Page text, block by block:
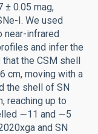
± 0.05 mag,
I. We used
near-infrared
and infer the
the CSM shell
cm, moving with a
the shell of SN
reaching up to
∼11 and ∼5
and SN